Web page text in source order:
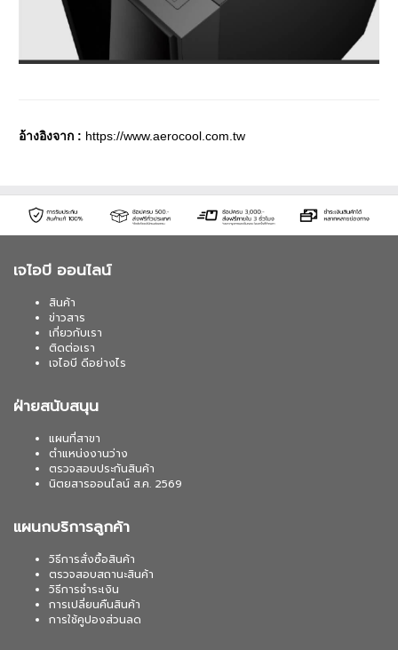
อ้างอิงจาก : https://www.aerocool.com.tw
เจไอบี ออนไลน์
สินค้า
ข่าวสาร
เกี่ยวกับเรา
ติดต่อเรา
เจไอบี ดีอย่างไร
ฝ่ายสนับสนุน
แผนที่สาขา
ตำแหน่งงานว่าง
ตรวจสอบประกันสินค้า
นิตยสารออนไลน์ ส.ค. 2569
แผนกบริการลูกค้า
วิธีการสั่งซื้อสินค้า
ตรวจสอบสถานะสินค้า
วิธีการชำระเงิน
การเปลี่ยนคืนสินค้า
การใช้คูปองส่วนลด